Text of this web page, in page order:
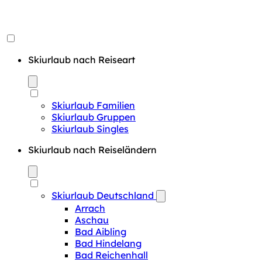
Skiurlaub nach Reiseart
Skiurlaub Familien
Skiurlaub Gruppen
Skiurlaub Singles
Skiurlaub nach Reiseländern
Skiurlaub Deutschland
Arrach
Aschau
Bad Aibling
Bad Hindelang
Bad Reichenhall